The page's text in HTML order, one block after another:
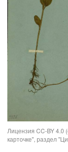
Лицензия CC-BY 4.0
карточке", раздел